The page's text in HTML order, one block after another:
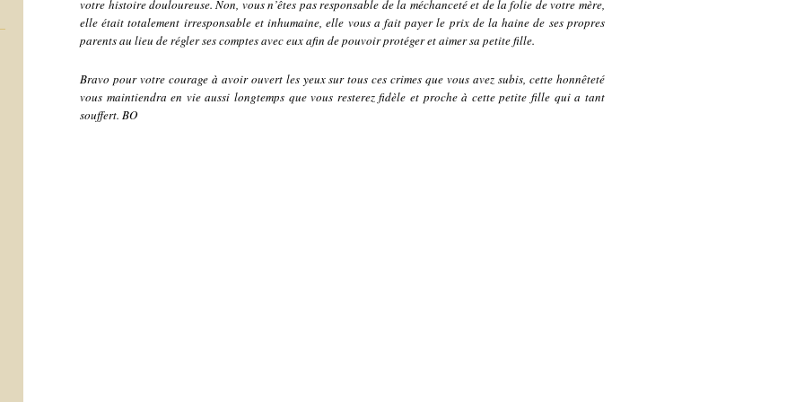
votre histoire douloureuse. Non, vous n’êtes pas responsable de la méchanceté et de la folie de votre mère,
elle était totalement irresponsable et inhumaine, elle vous a fait payer le prix de la haine de ses propres
parents au lieu de régler ses comptes avec eux afin de pouvoir protéger et aimer sa petite fille.
Bravo pour votre courage à avoir ouvert les yeux sur tous ces crimes que vous avez subis, cette honnêteté
vous maintiendra en vie aussi longtemps que vous resterez fidèle et proche à cette petite fille qui a tant
souffert. BO